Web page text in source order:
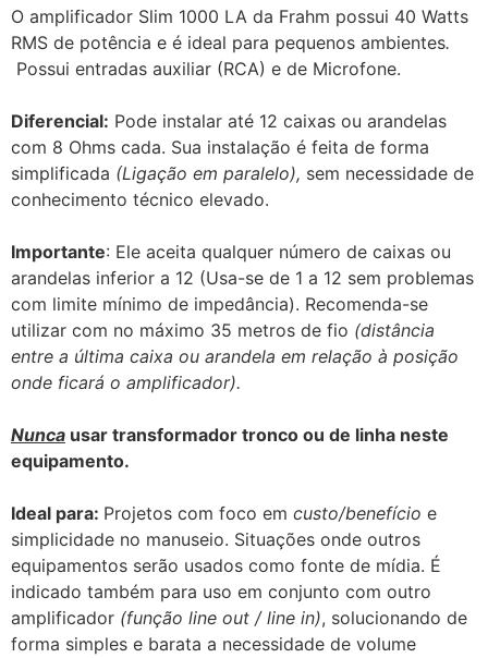
O amplificador Slim 1000 LA da Frahm possui 40 Watts
RMS de potência e é ideal para pequenos ambientes.
Possui entradas auxiliar (RCA) e de Microfone.
Diferencial: Pode instalar até 12 caixas ou arandelas
com 8 Ohms cada. Sua instalação é feita de forma
simplificada (Ligação em paralelo), sem necessidade de
conhecimento técnico elevado.
Importante: Ele aceita qualquer número de caixas ou
arandelas inferior a 12 (Usa-se de 1 a 12 sem problemas
com limite mínimo de impedância). Recomenda-se
utilizar com no máximo 35 metros de fio (distância
entre a última caixa ou arandela em relação à posição
onde ficará o amplificador).
Nunca usar transformador tronco ou de linha neste
equipamento.
Ideal para: Projetos com foco em custo/benefício e
simplicidade no manuseio. Situações onde outros
equipamentos serão usados como fonte de mídia. É
indicado também para uso em conjunto com outro
amplificador (função line out / line in), solucionando de
forma simples e barata a necessidade de volume